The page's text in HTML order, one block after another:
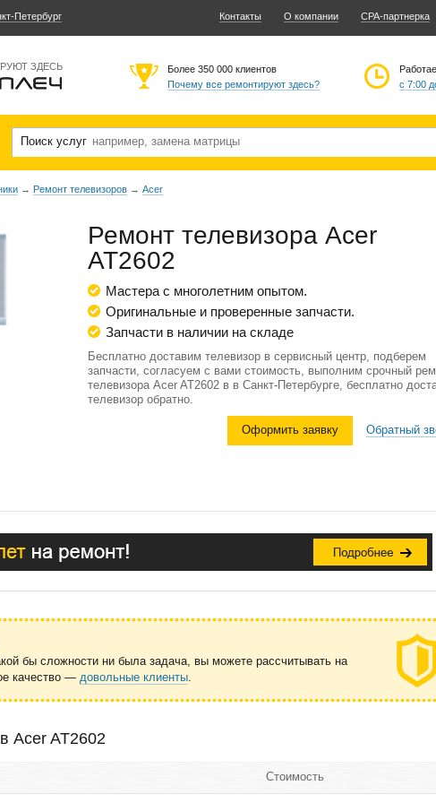
Петербург Контакты О компании CPA-партнерка
ЗДЕСЬ
с 7:00
Более 350 000 клиентов
Почему все ремонтируют здесь?
Поиск услуг
→ Ремонт телевизоров → Acer
Ремонт телевизора Acer
AT2602
Мастера с многолетним опытом.
Оригинальные и проверенные запчасти.
Запчасти в наличии на складе
Бесплатно доставим телевизор в сервисный центр, подберем
запчасти, согласуем с вами стоимость, выполним срочный
телевизора Acer AT2602 в в Санкт-Петербурге, бесплатно
телевизор обратно.
Оформить заявку Обратный
бы сложности ни была задача, вы можете рассчитывать на
качество — довольные клиенты.
Acer AT2602
Стоимость